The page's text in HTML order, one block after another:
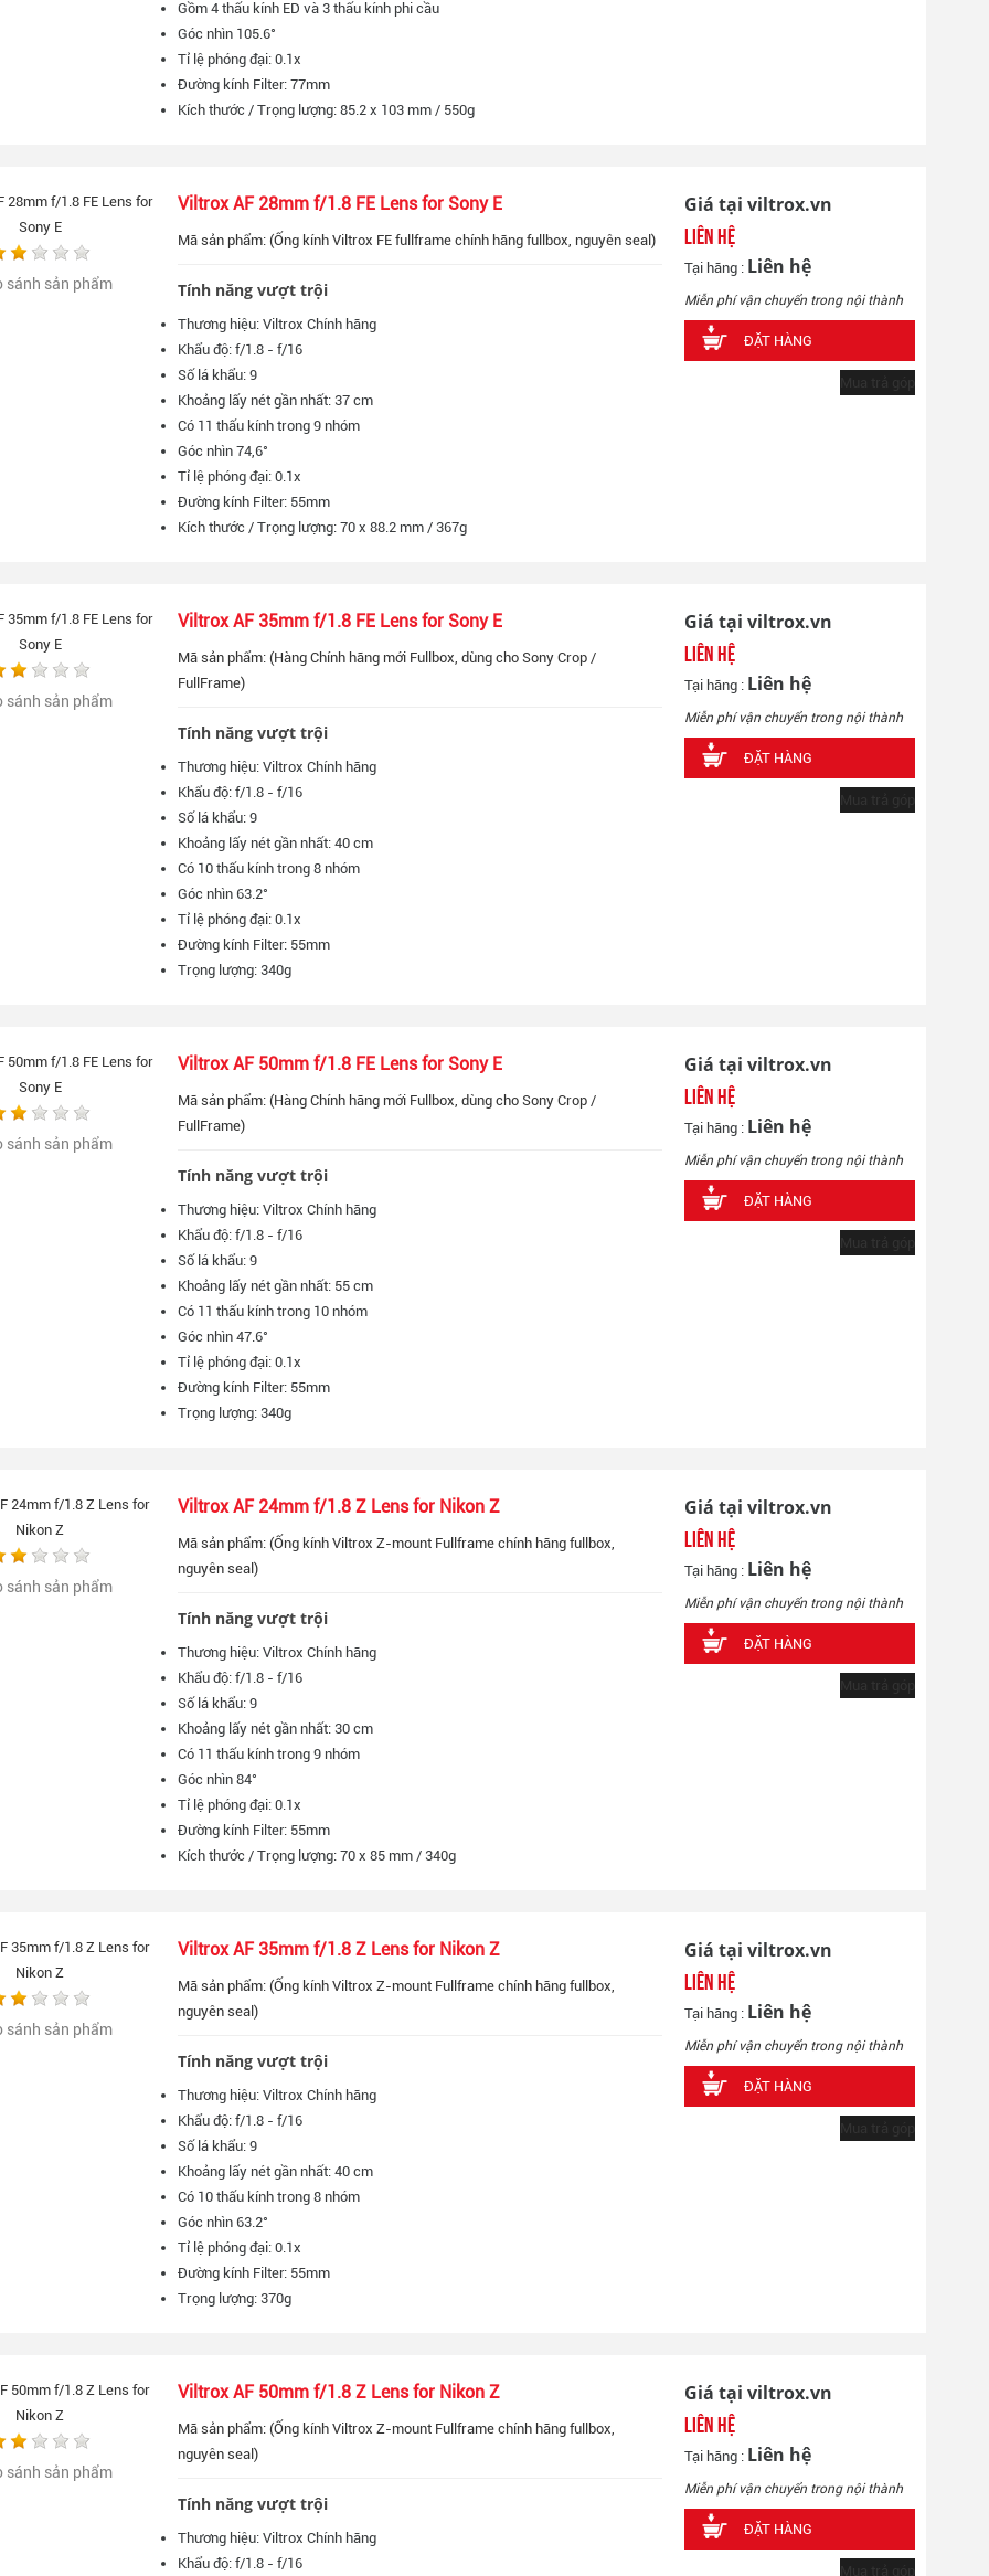
Gồm 4 thấu kính ED và 3 thấu kính phi cầu
Góc nhìn 105.6°
Tỉ lệ phóng đại: 0.1x
Đường kính Filter: 77mm
Kích thước / Trọng lượng: 85.2 x 103 mm / 550g
sánh sản phẩm
Viltrox AF 28mm f/1.8 FE Lens for Sony E
Mã sản phẩm: (Ống kính Viltrox FE fullframe chính hãng fullbox, nguyên seal)
Tính năng vượt trội
Thương hiệu: Viltrox Chính hãng
Khẩu độ: f/1.8 - f/16
Số lá khẩu: 9
Khoảng lấy nét gần nhất: 37 cm
Có 11 thấu kính trong 9 nhóm
Góc nhìn 74,6°
Tỉ lệ phóng đại: 0.1x
Đường kính Filter: 55mm
Kích thước / Trọng lượng: 70 x 88.2 mm / 367g
Giá tại viltrox.vn
Liên hệ
Tại hãng : Liên hệ
Miễn phí vận chuyển trong nội thành
ĐẶT HÀNG
sánh sản phẩm
Viltrox AF 35mm f/1.8 FE Lens for Sony E
Mã sản phẩm: (Hàng Chính hãng mới Fullbox, dùng cho Sony Crop /
FullFrame)
Tính năng vượt trội
Thương hiệu: Viltrox Chính hãng
Khẩu độ: f/1.8 - f/16
Số lá khẩu: 9
Khoảng lấy nét gần nhất: 40 cm
Có 10 thấu kính trong 8 nhóm
Góc nhìn 63.2°
Tỉ lệ phóng đại: 0.1x
Đường kính Filter: 55mm
Trọng lượng: 340g
Giá tại viltrox.vn
Liên hệ
Tại hãng : Liên hệ
Miễn phí vận chuyển trong nội thành
ĐẶT HÀNG
sánh sản phẩm
Viltrox AF 50mm f/1.8 FE Lens for Sony E
Mã sản phẩm: (Hàng Chính hãng mới Fullbox, dùng cho Sony Crop /
FullFrame)
Tính năng vượt trội
Thương hiệu: Viltrox Chính hãng
Khẩu độ: f/1.8 - f/16
Số lá khẩu: 9
Khoảng lấy nét gần nhất: 55 cm
Có 11 thấu kính trong 10 nhóm
Góc nhìn 47.6°
Tỉ lệ phóng đại: 0.1x
Đường kính Filter: 55mm
Trọng lượng: 340g
Giá tại viltrox.vn
Liên hệ
Tại hãng : Liên hệ
Miễn phí vận chuyển trong nội thành
ĐẶT HÀNG
sánh sản phẩm
Viltrox AF 24mm f/1.8 Z Lens for Nikon Z
Mã sản phẩm: (Ống kính Viltrox Z-mount Fullframe chính hãng fullbox,
nguyên seal)
Tính năng vượt trội
Thương hiệu: Viltrox Chính hãng
Khẩu độ: f/1.8 - f/16
Số lá khẩu: 9
Khoảng lấy nét gần nhất: 30 cm
Có 11 thấu kính trong 9 nhóm
Góc nhìn 84°
Tỉ lệ phóng đại: 0.1x
Đường kính Filter: 55mm
Kích thước / Trọng lượng: 70 x 85 mm / 340g
Giá tại viltrox.vn
Liên hệ
Tại hãng : Liên hệ
Miễn phí vận chuyển trong nội thành
ĐẶT HÀNG
sánh sản phẩm
Viltrox AF 35mm f/1.8 Z Lens for Nikon Z
Mã sản phẩm: (Ống kính Viltrox Z-mount Fullframe chính hãng fullbox,
nguyên seal)
Tính năng vượt trội
Thương hiệu: Viltrox Chính hãng
Khẩu độ: f/1.8 - f/16
Số lá khẩu: 9
Khoảng lấy nét gần nhất: 40 cm
Có 10 thấu kính trong 8 nhóm
Góc nhìn 63.2°
Tỉ lệ phóng đại: 0.1x
Đường kính Filter: 55mm
Trọng lượng: 370g
Giá tại viltrox.vn
Liên hệ
Tại hãng : Liên hệ
Miễn phí vận chuyển trong nội thành
ĐẶT HÀNG
sánh sản phẩm
Viltrox AF 50mm f/1.8 Z Lens for Nikon Z
Mã sản phẩm: (Ống kính Viltrox Z-mount Fullframe chính hãng fullbox,
nguyên seal)
Tính năng vượt trội
Thương hiệu: Viltrox Chính hãng
Khẩu độ: f/1.8 - f/16
Giá tại viltrox.vn
Liên hệ
Tại hãng : Liên hệ
Miễn phí vận chuyển trong nội thành
ĐẶT HÀNG